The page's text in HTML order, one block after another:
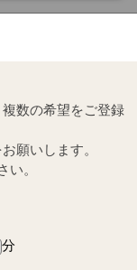
数の希望をご登録
願いします。
。
分